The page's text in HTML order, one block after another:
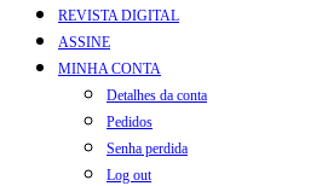
REVISTA DIGITAL
ASSINE
MINHA CONTA
Detalhes da conta
Pedidos
Senha perdida
Log out